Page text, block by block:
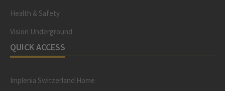
Health & Safety
Vision Underground
QUICK ACCESS
Implenia Switzerland Home